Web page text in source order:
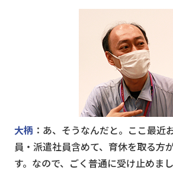
大柄 ：あ、そうなんだと。ここ最近
員・派遣社員含めて、育休を取る方
す。なので、ごく普通に受け止めまし